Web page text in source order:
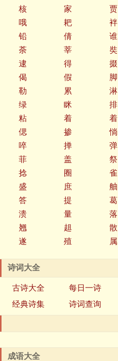
核
家 贾
哦
耙 袢
铅
倩 谁
荼
莘 奘
逮
得 掇
偈
假 脚
勒
累 淋
绿
眯 排
粘
着 着
偲
掺 惝
啐
掸 弹
菲
盖 祭
捻
圈 雀
盛
庶 舳
答
提 葛
溃
量 落
翘
趄 散
遂
殖 属
诗词大全
古诗大全 每日一诗
经典诗集
诗词查询
成语大全